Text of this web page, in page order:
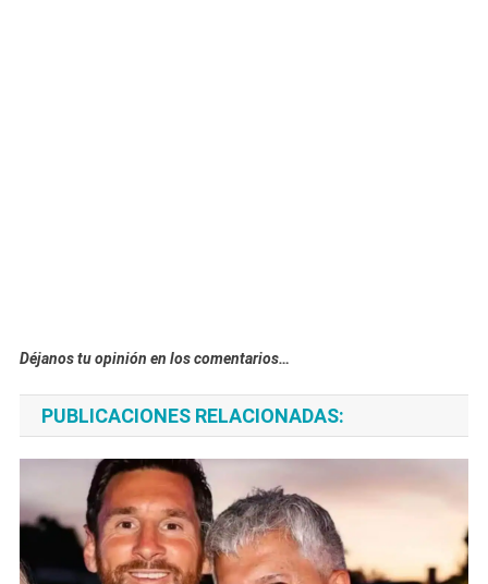
Déjanos tu opinión en los comentarios…
PUBLICACIONES RELACIONADAS: